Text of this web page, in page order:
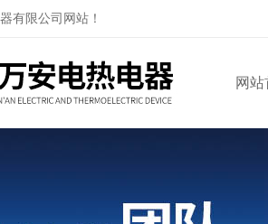
有限公司网站！
网站